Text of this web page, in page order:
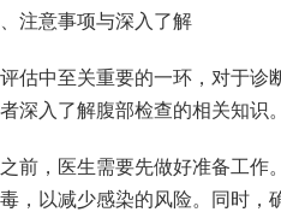
注意事项与深入了解
估中至关重要的一环，对于
深入了解腹部检查的相关知识。
前，医生需要先做好准备工
，以减少感染的风险。同时